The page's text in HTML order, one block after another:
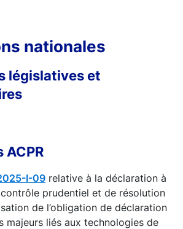
nationales
législatives et
I-09 relative à la déclaration à
contrôle prudentiel et de résolution
de l’obligation de déclaration
majeurs liés aux technologies de